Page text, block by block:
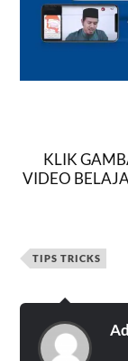
KLIK
VIDEO
TIPS TRICKS